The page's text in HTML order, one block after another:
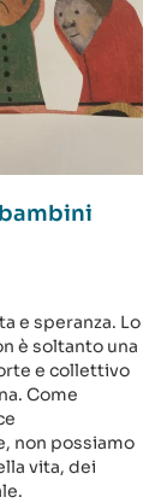
e speranza. Lo
è soltanto una
e collettivo
Come
non possiamo
vita, dei